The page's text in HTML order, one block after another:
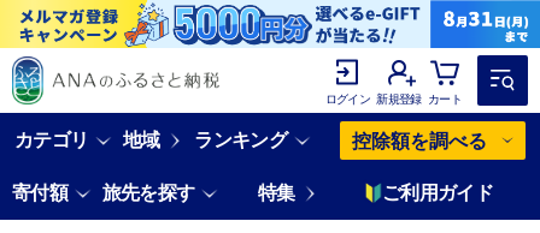
ログイン 新規登録 カート
カテゴリ 地域 ランキング 控除額を調べる
寄付額 旅先を探す 特集 ご利用ガイド